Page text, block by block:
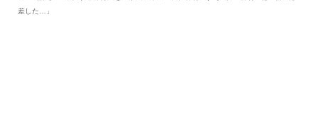
差した…」